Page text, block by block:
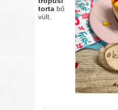
torta bő
vült.